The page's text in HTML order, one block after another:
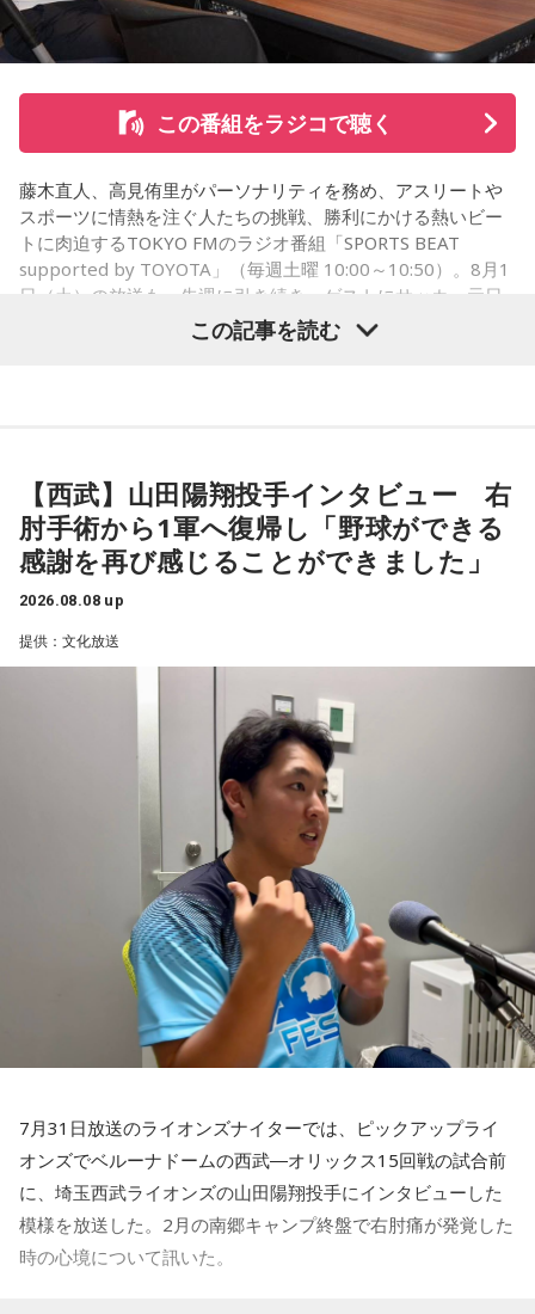
この番組をラジコで聴く
藤木直人、高見侑里がパーソナリティを務め、アスリートや
スポーツに情熱を注ぐ人たちの挑戦、勝利にかける熱いビー
トに肉迫するTOKYO FMのラジオ番組「SPORTS BEAT
supported by TOYOTA」（毎週土曜 10:00～10:50）。8月1
日（土）の放送も、先週に引き続き、ゲストにサッカー元日
本代表の福田正博さんが登場！ 当記事では、「FIFAワールド
カップ26（以下、W杯）」でブラジルに対する発言が波紋を
（左から）福田正博さん、藤木直人、高見侑里
1966年生まれの福田正博さんは、日本人初のJリーグ得点王に
45試合出場で9ゴールを記録するなど活躍を見せ、1993年に
はW杯アジア地区最終予選にも出場しました。2002年に現役
を引退した後は、サッカー解説者としてメディアでの活動の
ほか、講演会やサッカー教室をおこなうなど、自身の経験を
活かしながら幅広く活動しています。
◆「塩貝選手に悪意はなかった」
藤木：決勝トーナメントの相手がブラジルに決まった際、塩
貝選手の言葉が切り取られて話題になったというか、ブラジ
ルにちょっと火をつけてしまった部分もあるのかなと思った
福田：そうですね。塩貝選手に悪意はなかったと思います
し、素直に自分の気持ちを言っただけなのですが、それをブ
ラジルサイドがうまく切り取って、結果的に彼らのモチベー
ションを上げるような形になってしまったので、それはあま
何を言っているかというと、日本とブラジルの力関係は間違
いなくブラジルが上なんですよ。そこで日本サイドが考えな
きゃいけないことは、ブラジルに油断してもらう、隙を見せ
てもらうということも1つだと思っていて。
この記事を読む
【西武】山田陽翔投手インタビュー 右
肘手術から1軍へ復帰し「野球ができる
感謝を再び感じることができました」
2026.08.08 up
提供：文化放送
7月31日放送のライオンズナイターでは、ピックアップライ
オンズでベルーナドームの西武―オリックス15回戦の試合前
に、埼玉西武ライオンズの山田陽翔投手にインタビューした
模様を放送した。2月の南郷キャンプ終盤で右肘痛が発覚した
時の心境について訊いた。